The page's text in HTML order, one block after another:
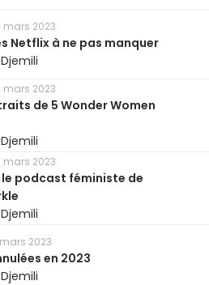
mars 2023
Netflix à ne pas manquer
mars 2023
de 5 Wonder Women
mars 2023
podcast féministe de
2023
en 2023